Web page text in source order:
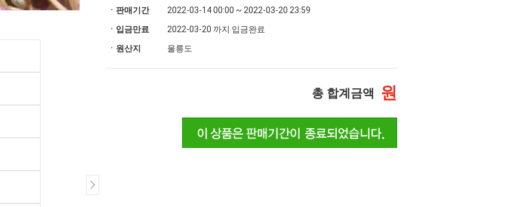
ㆍ판매기간
2022-03-14 00:00 ~ 2022-03-20 23:59
ㆍ입금만료
2022-03-20 까지 입금완료
ㆍ원산지
울릉도
총 합계금액 원